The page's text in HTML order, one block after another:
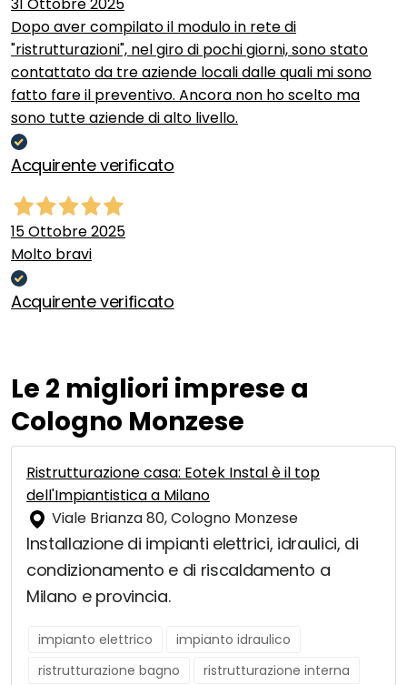
31 Ottobre 2025
Dopo aver compilato il modulo in rete di
"ristrutturazioni", nel giro di pochi giorni, sono stato
contattato da tre aziende locali dalle quali mi sono
fatto fare il preventivo. Ancora non ho scelto ma
sono tutte aziende di alto livello.
Acquirente verificato
15 Ottobre 2025
Molto bravi
Acquirente verificato
Le 2 migliori imprese a
Cologno Monzese
Ristrutturazione casa: Eotek Instal è il top
dell'Impiantistica a Milano
Viale Brianza 80, Cologno Monzese
Installazione di impianti elettrici, idraulici, di
condizionamento e di riscaldamento a
Milano e provincia.
impianto elettrico
impianto idraulico
ristrutturazione bagno
ristrutturazione interna